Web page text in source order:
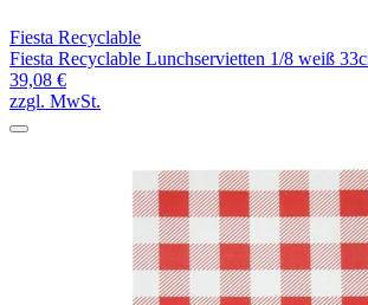
Fiesta Recyclable
Fiesta Recyclable Lunchservietten 1/8 weiß
39,08 €
zzgl. MwSt.